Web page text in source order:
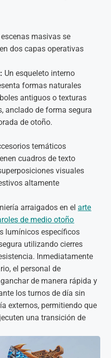
masivas se
dos capas operativas
Un esqueleto interno
formas naturales
antiguos o texturas
anclado de forma segura
de otoño.
temáticos
cuadros de texto
visuales
altamente
arraigados en elarte
de medio otoño
lumínicos específicos
utilizando cierres
Inmediatamente
el personal de
de manera rápida y
los turnos de día sin
externos, permitiendo que
una transición de